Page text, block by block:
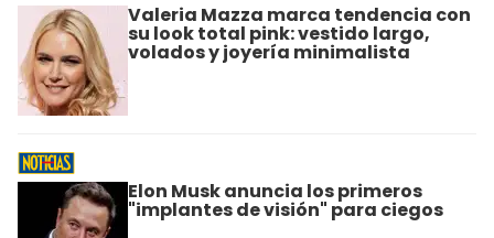
Valeria Mazza marca tendencia con
su look total pink: vestido largo,
volados y joyería minimalista
Elon Musk anuncia los primeros
"implantes de visión" para ciegos